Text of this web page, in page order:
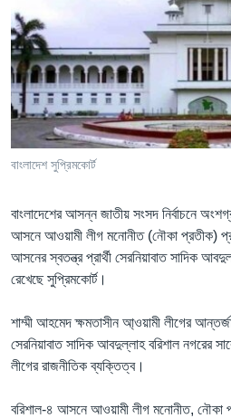
টেলিভিশন
ভিডিও
Learning English
FOLLOW US
অন্য ভাষায় ওয়েব সাইট
বাংলাদেশ সুপ্রিমকোর্ট
বাংলাদেশের আসন্ন জাতীয় সংসদ নির্বাচনে
আসনে আওয়ামী লীগ মনোনীত (নৌকা প্রতীক)
আসনের স্বতন্ত্র প্রার্থী সেরনিয়াবাত সাদিক
রেখেছে সুপ্রিমকোর্ট।
শাম্মী আহমেদ ক্ষমতাসীন আ্ওয়ামী লীগের
সেরনিয়াবাত সাদিক আবদুল্লাহ বরিশাল নগরের
লীগের রাজনীতিক ব্যক্তিত্ব।
বরিশাল-৪ আসনে আওয়ামী লীগ মনোনীত, নৌকা